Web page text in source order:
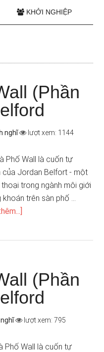
KHỞI NGHIỆP
(Phần
nghĩ lượt xem: 1144
Phố Wall là cuốn tự
của Jordan Belfort - một
thoại trong ngành môi giới
khoán trên sàn phố …
(Phần
lượt xem: 795
Phố Wall là cuốn tự